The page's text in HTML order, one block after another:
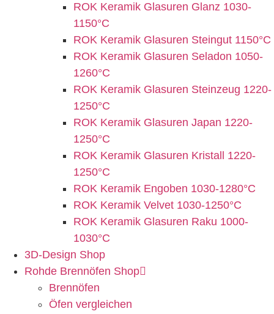
ROK Keramik Glasuren Glanz 1030-
1150°C
ROK Keramik Glasuren Steingut 1150°C
ROK Keramik Glasuren Seladon 1050-
1260°C
ROK Keramik Glasuren Steinzeug 1220-
1250°C
ROK Keramik Glasuren Japan 1220-
1250°C
ROK Keramik Glasuren Kristall 1220-
1250°C
ROK Keramik Engoben 1030-1280°C
ROK Keramik Velvet 1030-1250°C
ROK Keramik Glasuren Raku 1000-
1030°C
3D-Design Shop
Rohde Brennöfen Shop
Brennöfen
Öfen vergleichen